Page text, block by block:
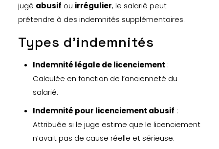
jugé abusif ou irrégulier, le salarié peut
prétendre à des indemnités supplémentaires.
Types d’indemnités
Indemnité légale de licenciement :
Calculée en fonction de l’ancienneté du
salarié.
Indemnité pour licenciement abusif :
Attribuée si le juge estime que le licenciement
n’avait pas de cause réelle et sérieuse.